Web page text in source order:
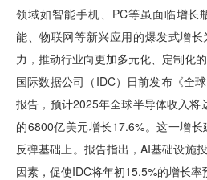
领域如智能手机、PC等虽面临增长
能、物联网等新兴应用的爆发式增
力，推动行业向更加多元化、定制化的
国际数据公司（IDC）日前发布《全
报告，预计2025年全球半导体收入
的6800亿美元增长17.6%。这一增
反弹基础上。报告指出，AI基础设施
因素，促使IDC将年初15.5%的增长率